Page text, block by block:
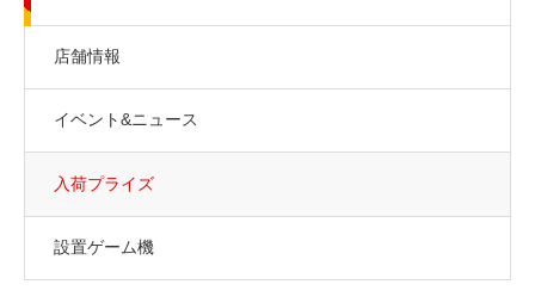
店舗情報
イベント&ニュース
入荷プライズ
設置ゲーム機